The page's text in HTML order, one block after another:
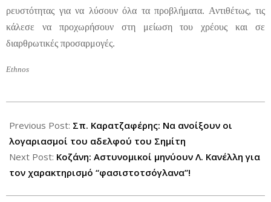
ρευστότητας για να λύσουν όλα τα προβλήματα. Αντιθέτως, τις
κάλεσε να προχωρήσουν στη μείωση του χρέους και σε
διαρθρωτικές προσαρμογές.
Ethnos
06-
25
Previous Post: Σπ. Καρατζαφέρης: Να ανοίξουν οι
λογαριασμοί του αδελφού του Σημίτη
Next Post: Κοζάνη: Αστυνομικοί μηνύουν Λ. Κανέλλη για
τον χαρακτηρισμό “φασιστοτσόγλανα”!